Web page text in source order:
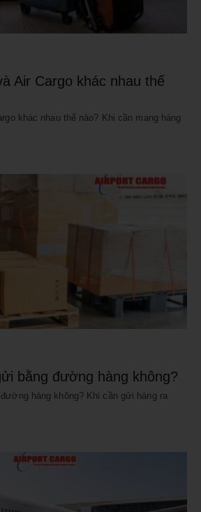
Air Cargo khác nhau thế
khác nhau thế nào? Khi cần mang hàng
bằng đường hàng không?
hàng không? Khi cần gửi hàng ra